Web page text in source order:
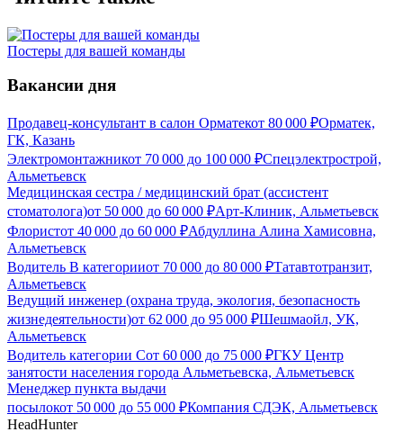
Постеры для вашей команды
Вакансии дня
Продавец-консультант в салон Орматекот 80 000 ₽Орматек,
ГК, Казань
Электромонтажникот 70 000 до 100 000 ₽Спецэлектрострой,
Альметьевск
Медицинская сестра / медицинский брат (ассистент
стоматолога)от 50 000 до 60 000 ₽Арт-Клиник, Альметьевск
Флористот 40 000 до 60 000 ₽Абдуллина Алина Хамисовна,
Альметьевск
Водитель В категорииот 70 000 до 80 000 ₽Татавтотранзит,
Альметьевск
Ведущий инженер (охрана труда, экология, безопасность
жизнедеятельности)от 62 000 до 95 000 ₽Шешмаойл, УК,
Альметьевск
Водитель категории Сот 60 000 до 75 000 ₽ГКУ Центр
занятости населения города Альметьевска, Альметьевск
Менеджер пункта выдачи
посылокот 50 000 до 55 000 ₽Компания СДЭК, Альметьевск
HeadHunter